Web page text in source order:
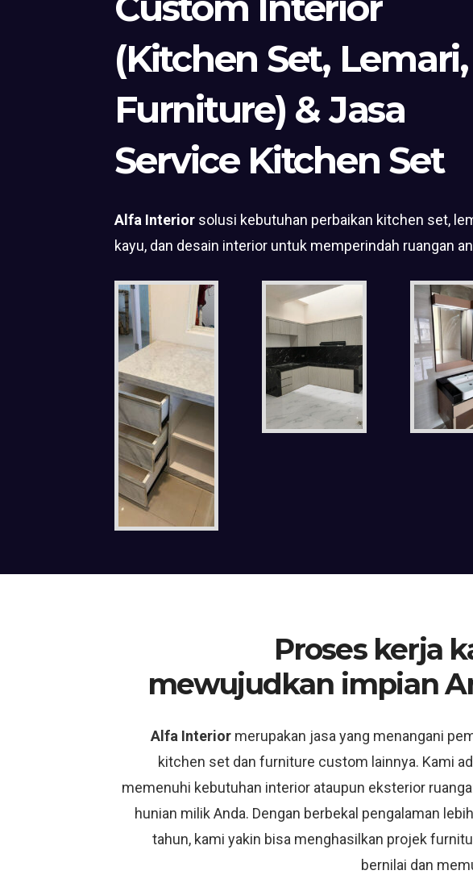
(Kitchen Set, Lemari,
Furniture) & Jasa
Service Kitchen Set
Alfa Interior solusi kebutuhan perbaikan kitchen set,
kayu, dan desain interior untuk memperindah ruangan
Proses kerja
mewujudkan impian
Alfa Interior merupakan jasa yang menangani
kitchen set dan furniture custom lainnya. Kami
memenuhi kebutuhan interior ataupun eksterior
hunian milik Anda. Dengan berbekal pengalaman
tahun, kami yakin bisa menghasilkan projek
bernilai dan